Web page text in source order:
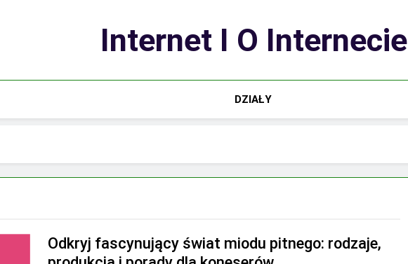
Internet I O Internecie
DZIAŁY
Odkryj fascynujący świat miodu pitnego: rodzaje,